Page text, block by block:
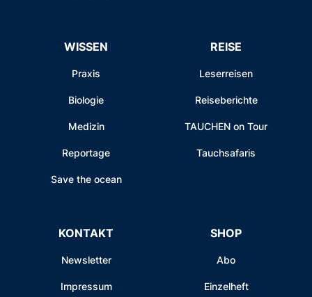
WISSEN
Praxis
Biologie
Medizin
Reportage
Save the ocean
REISE
Leserreisen
Reiseberichte
TAUCHEN on Tour
Tauchsafaris
KONTAKT
Newsletter
Impressum
SHOP
Abo
Einzelheft